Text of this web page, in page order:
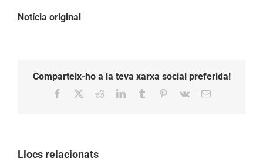
Notícia original
Comparteix-ho a la teva xarxa social preferida!
Facebook RedditLinkedInTumblr Pinterest
Vk Email:
Llocs relacionats